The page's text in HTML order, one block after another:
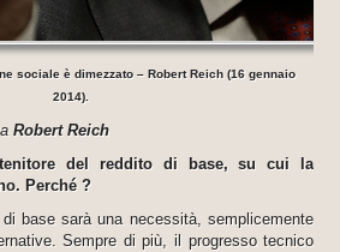
sociale è dimezzato – Robert Reich (16 gennaio
2014).
Robert Reich
del reddito di base, su cui la
Perché ?
base sarà una necessità, semplicemente
Sempre di più, il progresso tecnico